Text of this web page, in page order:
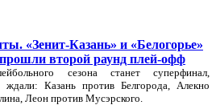
«Зенит-Казань» и «Белогорье»
прошли второй раунд плей-офф
сезона станет суперфинал,
ждали: Казань против Белгорода, Алекно
Леон против Мусэрского.